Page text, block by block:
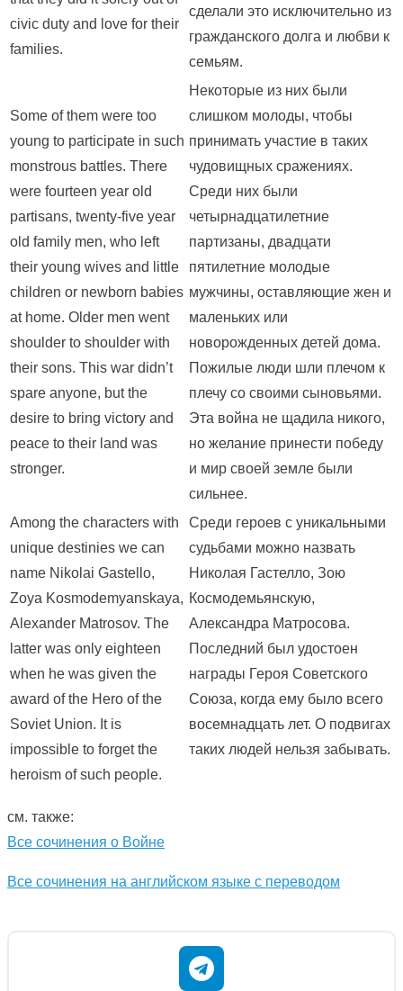
civic duty and love for their
families.
сделали это исключительно из
гражданского долга и любви к
семьям.
Some of them were too
young to participate in such
monstrous battles. There
were fourteen year old
partisans, twenty-five year
old family men, who left
their young wives and little
children or newborn babies
at home. Older men went
shoulder to shoulder with
their sons. This war didn’t
spare anyone, but the
desire to bring victory and
peace to their land was
stronger.
Некоторые из них были
слишком молоды, чтобы
принимать участие в таких
чудовищных сражениях.
Среди них были
четырнадцатилетние
партизаны, двадцати
пятилетние молодые
мужчины, оставляющие жен и
маленьких или
новорожденных детей дома.
Пожилые люди шли плечом к
плечу со своими сыновьями.
Эта война не щадила никого,
но желание принести победу
и мир своей земле были
сильнее.
Among the characters with
unique destinies we can
name Nikolai Gastello,
Zoya Kosmodemyanskaya,
Alexander Matrosov. The
latter was only eighteen
when he was given the
award of the Hero of the
Soviet Union. It is
impossible to forget the
heroism of such people.
Среди героев с уникальными
судьбами можно назвать
Николая Гастелло, Зою
Космодемьянскую,
Александра Матросова.
Последний был удостоен
награды Героя Советского
Союза, когда ему было всего
восемнадцать лет. О подвигах
таких людей нельзя забывать.
см. также:
Все сочинения о Войне
Все сочинения на английском языке с переводом